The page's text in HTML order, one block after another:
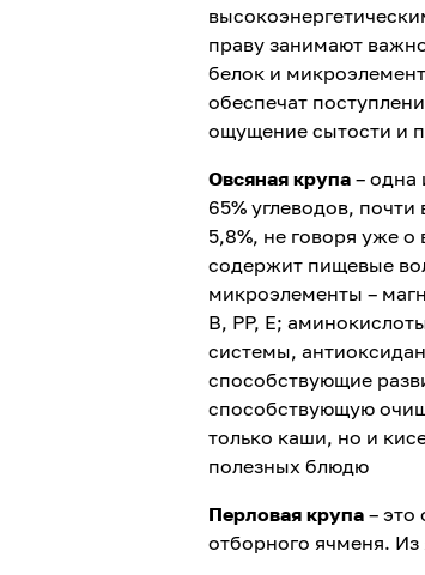
праву занимают
белок и
обеспечат
ощущение сытости и
Овсяная крупа– одна
65% углеводов,
5,8%, не говоря уже
содержит пищевые
микроэлементы –
В, РР, Е;
системы,
способствующие
способствующую
только каши, но и
полезных блюдю
Перловая крупа– это
отборного ячменя.